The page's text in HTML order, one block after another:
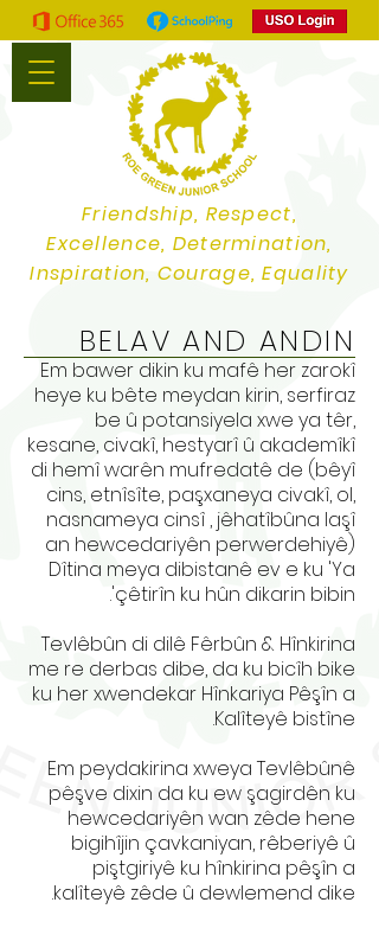
Friendship, Respect,
Excellence, Determination,
Inspiration, Courage, Equality
BELAV AND ANDIN
Em bawer dikin ku mafê her zarokî
heye ku bête meydan kirin, serfiraz
be û potansiyela xwe ya têr,
kesane, civakî, hestyarî û akademîkî
di hemî warên mufredatê de (bêyî
cins, etnîsîte, paşxaneya civakî, ol,
nasnameya cinsî , jêhatîbûna laşî
an hewcedariyên perwerdehiyê)
Dîtina meya dibistanê ev e ku 'Ya
çêtirîn ku hûn dikarin bibin'.
Tevlêbûn di dilê Fêrbûn & Hînkirina
me re derbas dibe, da ku bicîh bike
ku her xwendekar Hînkariya Pêşîn a
Kalîteyê bistîne.
Em peydakirina xweya Tevlêbûnê
pêşve dixin da ku ew şagirdên ku
hewcedariyên wan zêde hene
bigihîjin çavkaniyan, rêberiyê û
piştgiriyê ku hînkirina pêşîn a
kalîteyê zêde û dewlemend dike.